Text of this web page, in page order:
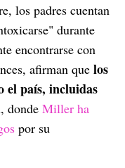
los padres cuentan
durante
encontrarse con
afirman que los
el país, incluidas
, donde Miller ha
por su